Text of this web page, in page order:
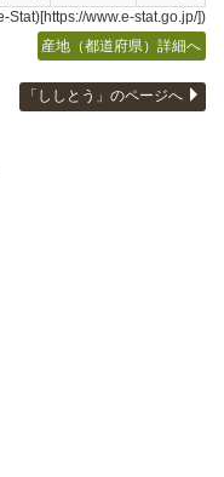
Stat)[https://www.e-stat.go.jp/])
産地（都道府県）詳細へ
「ししとう」のページへ